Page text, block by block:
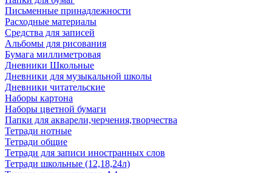
Письменные принадлежности
Расходные материалы
Средства для записей
Альбомы для рисования
Бумага миллиметровая
Дневники Школьные
Дневники для музыкальной школы
Дневники читательские
Наборы картона
Наборы цветной бумаги
Папки для акварели,черчения,творчества
Тетради нотные
Тетради общие
Тетради для записи иностранных слов
Тетради школьные (12,18,24л)